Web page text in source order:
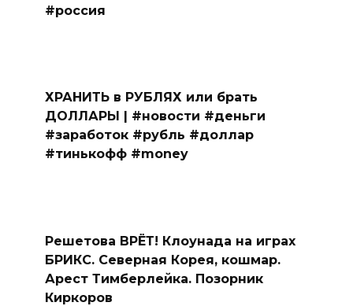
#россия
ХРАНИТЬ в РУБЛЯХ или брать
ДОЛЛАРЫ | #новости #деньги
#заработок #рубль #доллар
#тинькофф #money
Решетова ВРЁТ! Клоунада на играх
БРИКС. Северная Корея, кошмар.
Арест Тимберлейка. Позорник
Киркоров